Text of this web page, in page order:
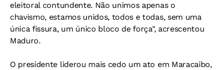
eleitoral contundente. Não unimos apenas o
chavismo, estamos unidos, todos e todas, sem uma
única fissura, um único bloco de força", acrescentou
Maduro.
O presidente liderou mais cedo um ato em Maracaibo,